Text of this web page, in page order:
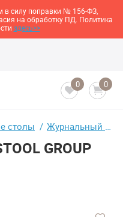
в силу поправки № 156-ФЗ,
на обработку ПД. Политика
здесь>>
0 0
столы Журнальный стол STOOL GROUP АЛЬБА 100х50
GROUP